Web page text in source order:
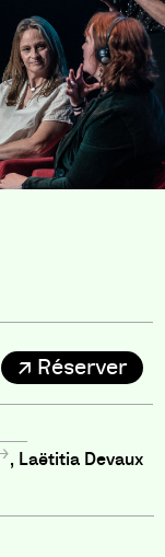
Réserver
, Laëtitia Devaux